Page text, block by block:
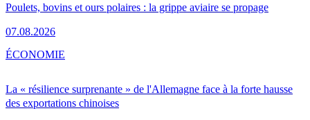
Poulets, bovins et ours polaires : la grippe aviaire se propage
07.08.2026
La « résilience surprenante » de l'Allemagne face à la forte hausse
des exportations chinoises
ÉCONOMIE